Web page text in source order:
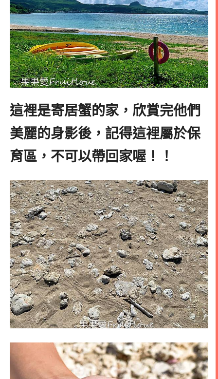
這裡是寄居蟹的家，欣賞完他們
美麗的身影後，記得這裡屬於保
育區，不可以帶回家喔！！